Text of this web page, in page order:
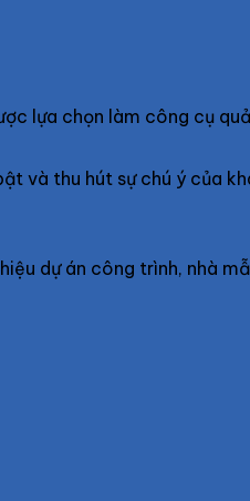
lựa chọn làm công cụ
và thu hút sự chú ý của
dự án công trình, nhà